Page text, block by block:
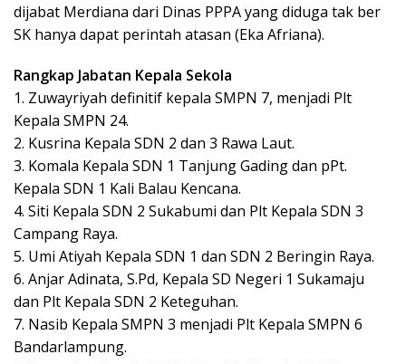
dijabat Merdiana dari Dinas PPPA yang diduga tak ber
SK hanya dapat perintah atasan (Eka Afriana).
Rangkap Jabatan Kepala Sekola
1. Zuwayriyah definitif kepala SMPN 7, menjadi Plt
Kepala SMPN 24.
2. Kusrina Kepala SDN 2 dan 3 Rawa Laut.
3. Komala Kepala SDN 1 Tanjung Gading dan pPt.
Kepala SDN 1 Kali Balau Kencana.
4. Siti Kepala SDN 2 Sukabumi dan Plt Kepala SDN 3
Campang Raya.
5. Umi Atiyah Kepala SDN 1 dan SDN 2 Beringin Raya.
6. Anjar Adinata, S.Pd, Kepala SD Negeri 1 Sukamaju
dan Plt Kepala SDN 2 Keteguhan.
7. Nasib Kepala SMPN 3 menjadi Plt Kepala SMPN 6
Bandarlampung.